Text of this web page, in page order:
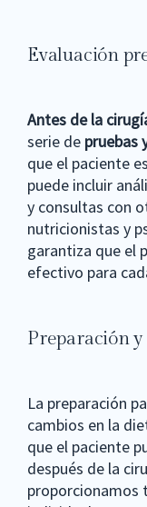
Evaluación
Antes de la
serie de pruebas
que el paciente
puede incluir
y consultas con
nutricionistas y
garantiza que el
efectivo para
Preparación y
La preparación
cambios en la
que el paciente
después de la
proporcionamos